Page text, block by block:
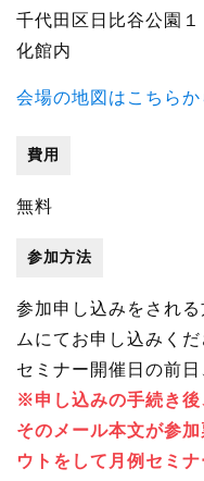
千代田区日比谷公園
化館内
会場の地図はこちら
費用
無料
参加方法
参加申し込みをされ
ムにてお申し込みくだ
セミナー開催日の前
※申し込みの手続き後
そのメール本文が参
ウトをして月例セミ